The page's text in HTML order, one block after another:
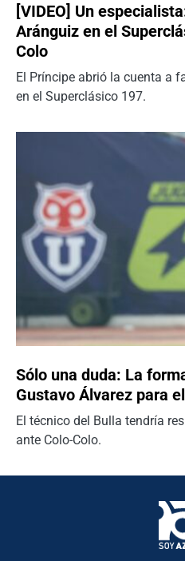
[VIDEO] Un
Aránguiz en el
Colo
El Príncipe abrió la cuenta a
en el Superclásico 197.
Sólo una duda: La
Gustavo Álvarez para
El técnico del Bulla tendría
ante Colo-Colo.